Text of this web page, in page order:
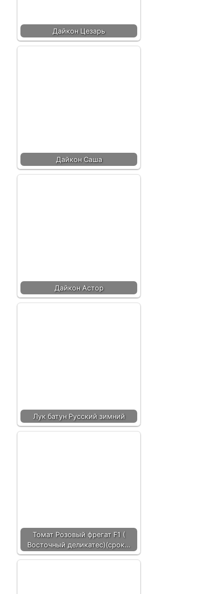
Дайкон Цезарь
Дайкон Саша
Дайкон Астор
Лук батун Русский зимний
Томат Розовый фрегат F1 (
Восточный деликатес)(срок…